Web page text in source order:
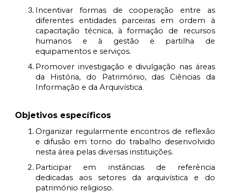
Incentivar formas de cooperação entre as
diferentes entidades parceiras em ordem à
capacitação técnica, à formação de recursos
humanos e à gestão e partilha de
equipamentos e serviços.
Promover investigação e divulgação nas áreas
da História, do Património, das Ciências da
Informação e da Arquivística.
Objetivos específicos
Organizar regularmente encontros de reflexão
e difusão em torno do trabalho desenvolvido
nesta área pelas diversas instituições.
Participar em instâncias de referência
dedicadas aos setores da arquivística e do
património religioso.